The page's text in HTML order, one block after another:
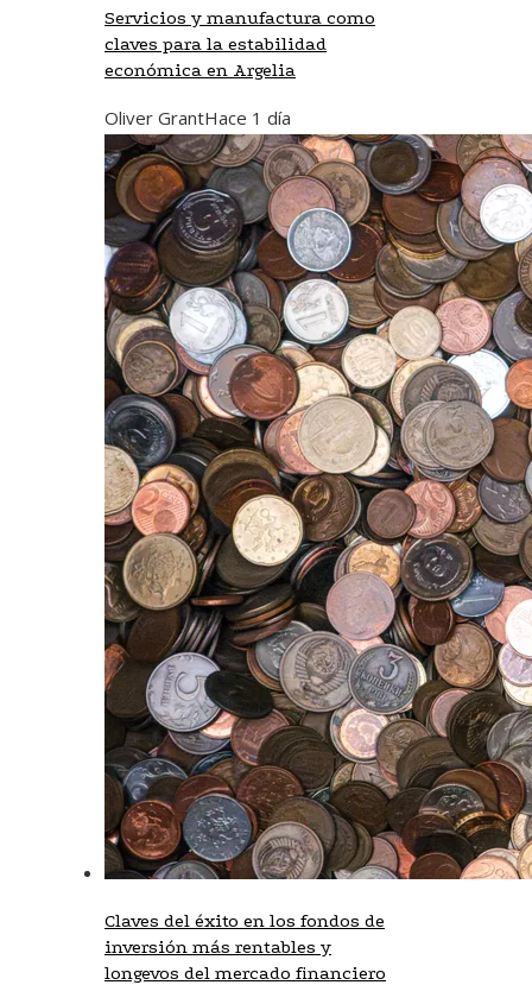
Servicios y manufactura como
claves para la estabilidad
económica en Argelia
Oliver GrantHace 1 día
Claves del éxito en los fondos de
inversión más rentables y
longevos del mercado financiero